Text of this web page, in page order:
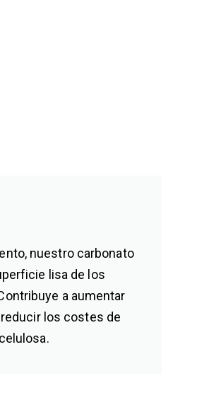
nuestro carbonato
lisa de los
a aumentar
los costes de